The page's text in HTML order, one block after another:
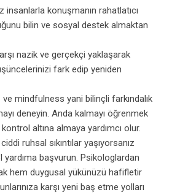
insanlarla konuşmanın rahatlatıcı
bilin ve sosyal destek almaktan
nazik ve gerçekçi yaklaşarak
fark edip yeniden
mindfulness yani bilinçli farkındalık
deneyin. Anda kalmayı öğrenmek
kontrol altına almaya yardımcı olur.
ruhsal sıkıntılar yaşıyorsanız
başvurun. Psikologlardan
hem duygusal yükünüzü hafifletir
karşı yeni baş etme yolları